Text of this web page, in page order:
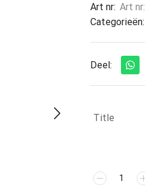
Art nr: Art nr:
Categorieën:
Deel:
Title